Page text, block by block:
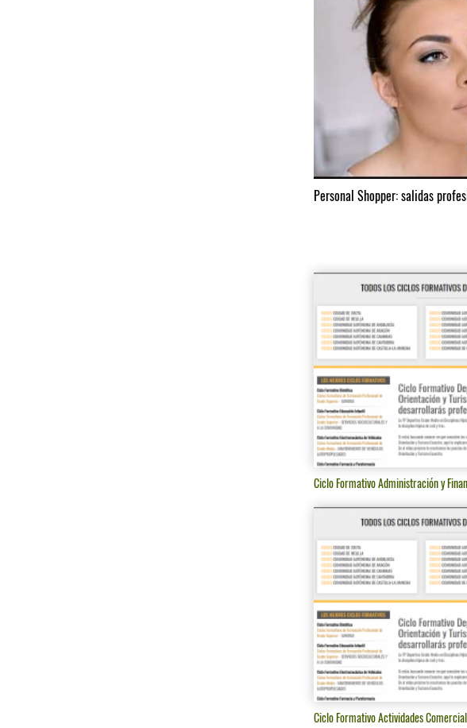
Personal Shopper: salidas
Ciclo Formativo Administración y
Ciclo Formativo Actividades